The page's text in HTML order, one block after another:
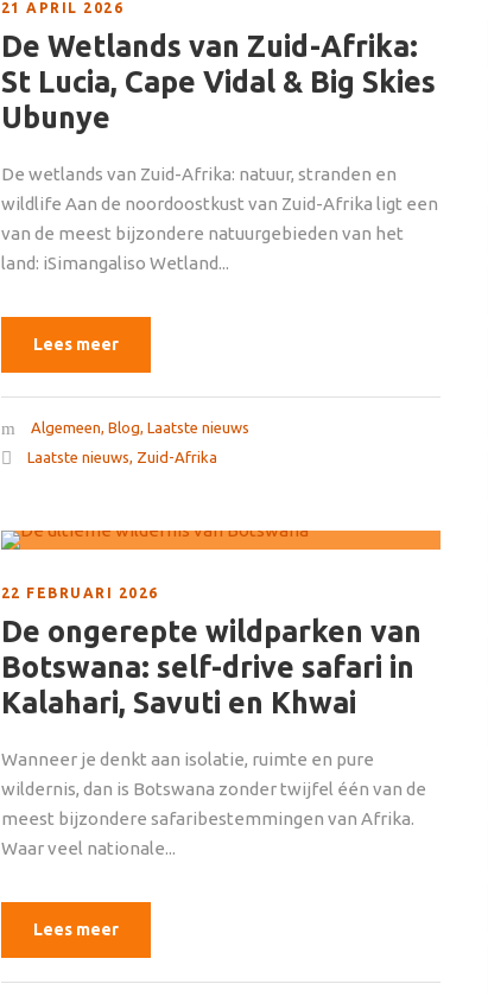
21 APRIL 2026
De Wetlands van Zuid-Afrika:
St Lucia, Cape Vidal & Big Skies
Ubunye
De wetlands van Zuid-Afrika: natuur, stranden en
wildlife Aan de noordoostkust van Zuid-Afrika ligt een
van de meest bijzondere natuurgebieden van het
land: iSimangaliso Wetland...
Lees meer
Algemeen, Blog, Laatste nieuws
Laatste nieuws, Zuid-Afrika
22 FEBRUARI 2026
De ongerepte wildparken van
Botswana: self-drive safari in
Kalahari, Savuti en Khwai
Wanneer je denkt aan isolatie, ruimte en pure
wildernis, dan is Botswana zonder twijfel één van de
meest bijzondere safaribestemmingen van Afrika.
Waar veel nationale...
Lees meer